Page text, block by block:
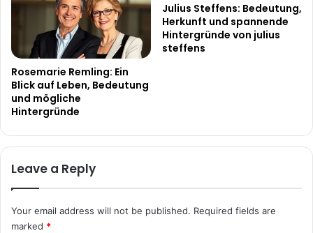
Rosemarie Remling: Ein
Blick auf Leben, Bedeutung
und mögliche
Hintergründe
Julius Steffens: Bedeutung,
Herkunft und spannende
Hintergründe von julius
steffens
Leave a Reply
Your email address will not be published. Required fields are
marked *